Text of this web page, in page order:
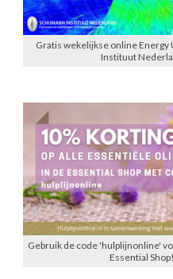
Gratis wekelijkse online Energy
Instituut
Gebruik de code 'hulplijnonline'
Essential Shop!